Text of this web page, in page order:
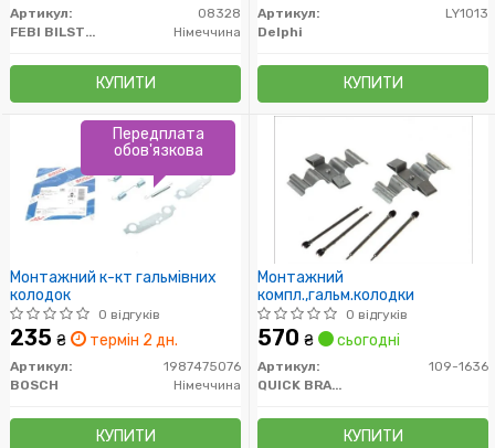
Артикул:
08328
FEBI BILSTEIN
Німеччина
КУПИТИ
Артикул:
LY1013
Delphi
КУПИТИ
Монтажний к-кт гальмівних
колодок
0 відгуків
235 ₴ термін 2 дн.
Артикул:
1987475076
BOSCH
Німеччина
КУПИТИ
Передплата
обов'язкова
Монтажний
компл.,гальм.колодки
0 відгуків
570 ₴ сьогодні
Артикул:
109-1636
QUICK BRAKE
КУПИТИ